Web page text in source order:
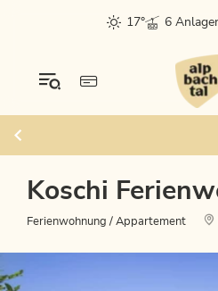
17° 6
Koschi
Ferienwohnung / Appartement